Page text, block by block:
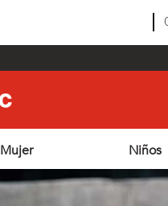
Mujer Niños